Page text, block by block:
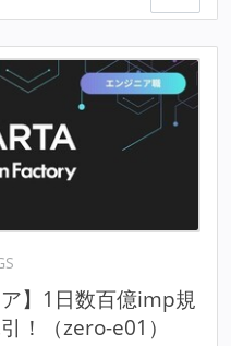
】1日数百億imp規
！（zero-e01）